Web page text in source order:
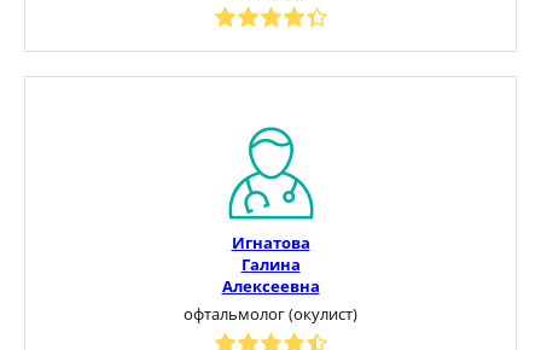
Игнатова
Галина
Алексеевна
офтальмолог (окулист)